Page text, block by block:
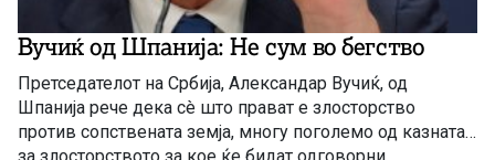
Вучиќ од Шпанија: Не сум во бегство
Претседателот на Србија, Александар Вучиќ, од
Шпанија рече дека сè што прават е злосторство
против сопствената земја, многу поголемо од казната